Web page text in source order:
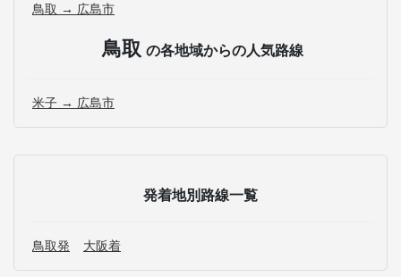
鳥取 → 広島市
鳥取 の各地域からの人気路線
米子 → 広島市
発着地別路線一覧
鳥取発 大阪着